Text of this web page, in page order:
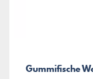
Gummifische